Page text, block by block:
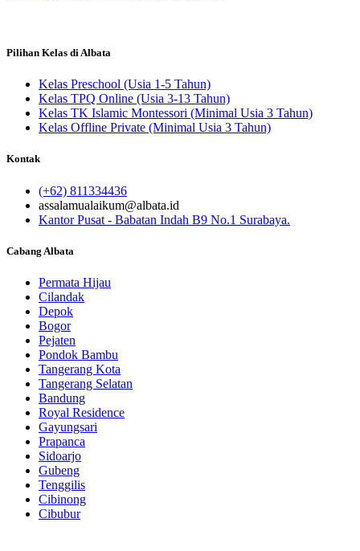
Pilihan Kelas di Albata
Kelas Preschool (Usia 1-5 Tahun)
Kelas TPQ Online (Usia 3-13 Tahun)
Kelas TK Islamic Montessori (Minimal Usia 3 Tahun)
Kelas Offline Private (Minimal Usia 3 Tahun)
Kontak
(+62) 811334436
assalamualaikum@albata.id
Kantor Pusat - Babatan Indah B9 No.1 Surabaya.
Cabang Albata
Permata Hijau
Cilandak
Depok
Bogor
Pejaten
Pondok Bambu
Tangerang Kota
Tangerang Selatan
Bandung
Royal Residence
Gayungsari
Prapanca
Sidoarjo
Gubeng
Tenggilis
Cibinong
Cibubur